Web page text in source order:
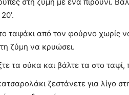
ταψάκι από τον φούρνο χωρίς
ζύμη να κρυώσει.
τα σύκα και βάλτε τα στο
ζεστάνετε για λίγο